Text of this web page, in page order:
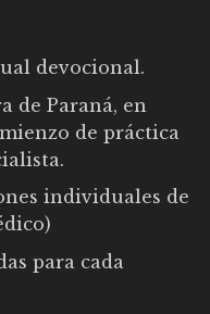
devocional.
de Paraná, en
de práctica
individuales de
para cada